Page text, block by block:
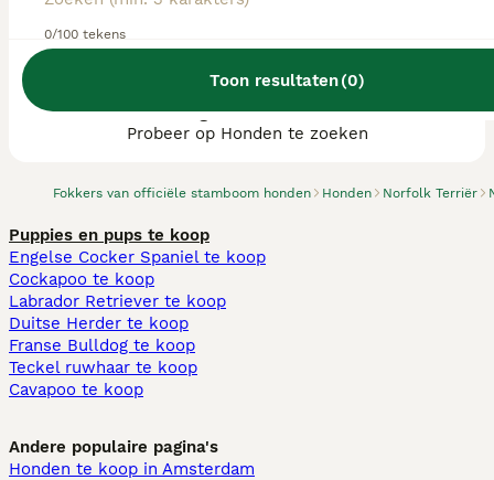
0/100 tekens
Toon resultaten(0)
Fokkers van officiële stamboom honden Honden Norfolk Terriër
We hebben 0 Norfolk Terriër fokkers, Asten
gevonden.
Probeer op Honden te zoeken
Puppies en pups te koop
Engelse Cocker Spaniel te koop
Cockapoo te koop
Labrador Retriever te koop
Duitse Herder te koop
Franse Bulldog te koop
Teckel ruwhaar te koop
Cavapoo te koop
Andere populaire pagina's
Honden te koop in Amsterdam